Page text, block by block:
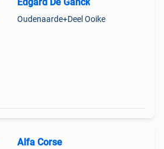
Oudenaarde+Deel Ooike
Alfa Corse